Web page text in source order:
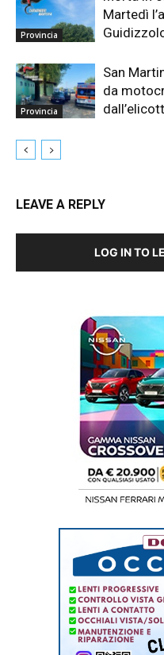
Provincia
Martedì
Provincia
San
da
LEAVE A REPLY
LOG IN TO